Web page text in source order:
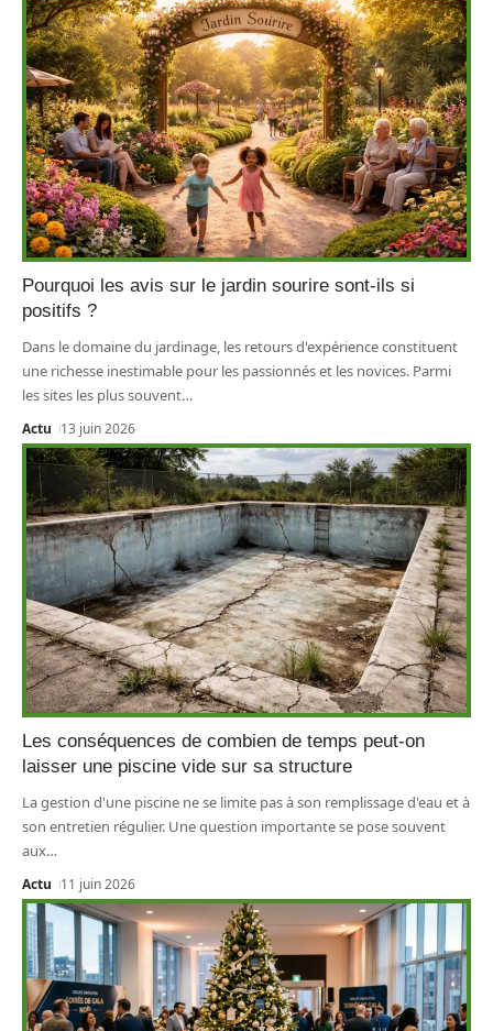
Pourquoi les avis sur le jardin sourire sont-ils si
positifs ?
Dans le domaine du jardinage, les retours d'expérience constituent
une richesse inestimable pour les passionnés et les novices. Parmi
les sites les plus souvent…
Actu 13 juin 2026
Les conséquences de combien de temps peut-on
laisser une piscine vide sur sa structure
La gestion d'une piscine ne se limite pas à son remplissage d'eau et à
son entretien régulier. Une question importante se pose souvent
aux…
Actu 11 juin 2026